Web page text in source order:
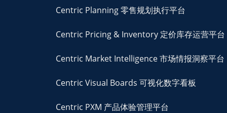
Centric Planning 零售规划执行平台
Centric Pricing & Inventory 定价库存运营平台
Centric Market Intelligence 市场情报洞察平台
Centric Visual Boards 可视化数字看板
Centric PXM 产品体验管理平台